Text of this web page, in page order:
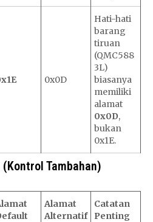
0x0D
Hati-hati
barang
tiruan
(QMC588
3L)
biasanya
memiliki
alamat
0x0D,
bukan
0x1E.
Tambahan)
Alamat
Alternatif
Catatan
Penting